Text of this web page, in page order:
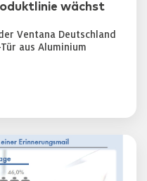
wächst
Ventana Deutschland
aus Aluminium